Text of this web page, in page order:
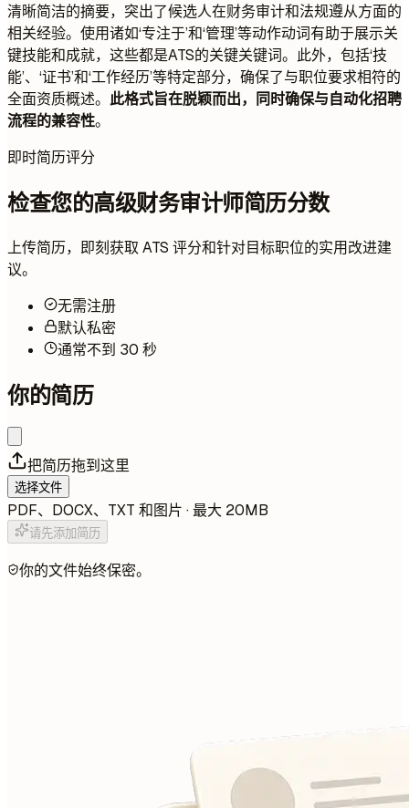
清晰简洁的摘要，突出了候选人在财务审计和法规遵从方面的
相关经验。使用诸如‘专注于’和‘管理’等动作动词有助于展示关
键技能和成就，这些都是ATS的关键关键词。此外，包括‘技
能’、‘证书’和‘工作经历’等特定部分，确保了与职位要求相符的
全面资质概述。 此格式旨在脱颖而出，同时确保与自动化招聘
流程的兼容性。
即时简历评分
检查您的高级财务审计师简历分数
上传简历，即刻获取 ATS 评分和针对目标职位的实用改进建
议。
无需注册
默认私密
通常不到 30 秒
你的简历
把简历拖到这里
选择文件
PDF、DOCX、TXT 和图片 · 最大 20MB
请先添加简历
你的文件始终保密。